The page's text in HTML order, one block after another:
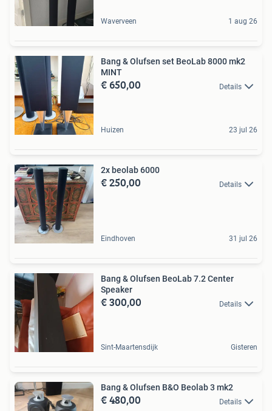
Waverveen 1 aug 26
Bang & Olufsen set BeoLab 8000 mk2
MINT
€ 650,00 Details
Huizen 23 jul 26
2x beolab 6000
€ 250,00 Details
Eindhoven 31 jul 26
Bang & Olufsen BeoLab 7.2 Center
Speaker
€ 300,00 Details
Sint-Maartensdijk Gisteren
Bang & Olufsen B&O Beolab 3 mk2
€ 480,00 Details